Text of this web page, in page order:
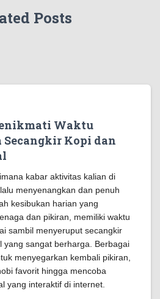
Posts
Waktu
Secangkir Kopi dan
kabar aktivitas kalian di
menyenangkan dan penuh
kesibukan harian yang
dan pikiran, memiliki waktu
sambil menyeruput secangkir
yang sangat berharga. Berbagai
menyegarkan kembali pikiran,
favorit hingga mencoba
yang interaktif di internet.